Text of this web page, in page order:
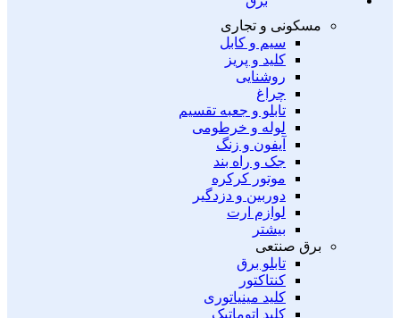
مسکونی و تجاری
سیم و کابل
کلید و پریز
روشنایی
چراغ
تابلو و جعبه تقسیم
لوله و خرطومی
آیفون و زنگ
جک و راه بند
موتور کرکره
دوربین و دزدگیر
لوازم ارت
بیشتر
برق صنتعی
تابلو برق
کنتاکتور
کلید مینیاتوری
کلید اتوماتیک